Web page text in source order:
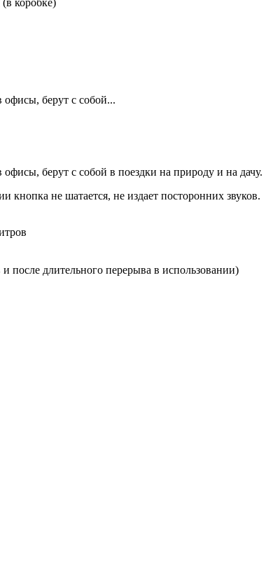
коробке)
берут с собой...
берут с собой в поездки на природу и на дачу.
кнопка не шатается, не издает посторонних звуков.
после длительного перерыва в использовании)